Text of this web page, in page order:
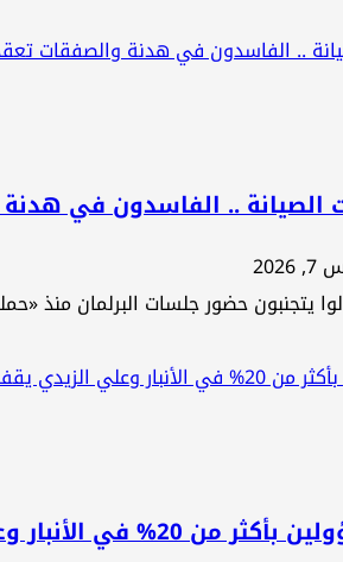
.. الفاسدون في هدنة والصفقات
الصيانة .. الفاسدون في
عتبة الجميلي ويتخاذل..
الزيدي يقف عند عتبة الجميلي ويتخاذل..